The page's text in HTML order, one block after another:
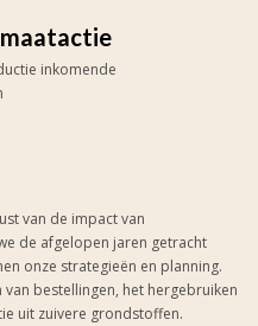
inkomende
van de impact van
de afgelopen jaren getracht
onze strategieën en planning.
bestellingen, het hergebruiken
uit zuivere grondstoffen.